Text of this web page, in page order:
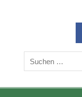
DIE Sportadresse